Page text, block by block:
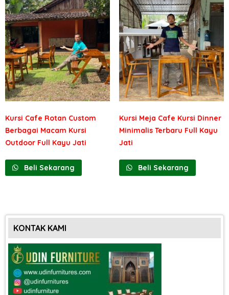
Kursi Cafe Rotan Custom
Berbagai Macam Kursi
Outdoor Full Kayu Jati
Beli Sekarang
Kursi Meja Cafe Kursi Dinner
Minimalis Terbaru Full Kayu
Jati
Beli Sekarang
KONTAK KAMI